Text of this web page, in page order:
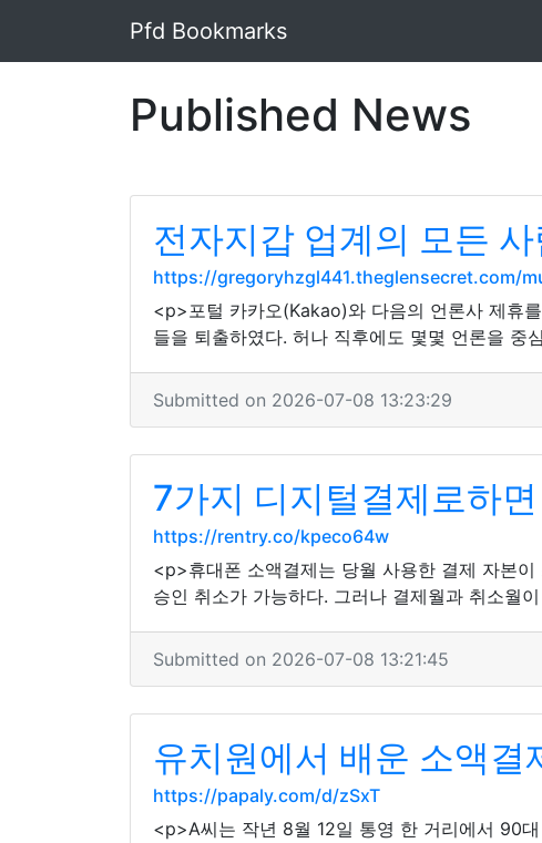
Pfd Bookmarks
Published News
전자지갑 업계의 모든
https://gregoryhzgl441.theglensecret.com/
<p>포털 카카오(Kakao)와 다음의 언론사 제휴
들을 퇴출하였다. 허나 직후에도 몇몇 언론을
Submitted on 2026-07-08 13:23:29
7가지 디지털결제로하
https://rentry.co/kpeco64w
<p>휴대폰 소액결제는 당월 사용한 결제 자본
승인 취소가 가능하다. 그러나 결제월과 취소월
Submitted on 2026-07-08 13:21:45
유치원에서 배운 소액결
https://papaly.com/d/zSxT
<p>A씨는 작년 8월 12일 통영 한 거리에서 90